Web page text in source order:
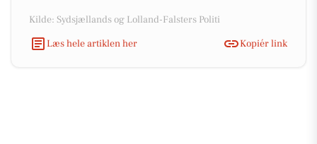
Kilde: Sydsjællands og Lolland-Falsters Politi
Læs hele artiklen her
Kopiér link